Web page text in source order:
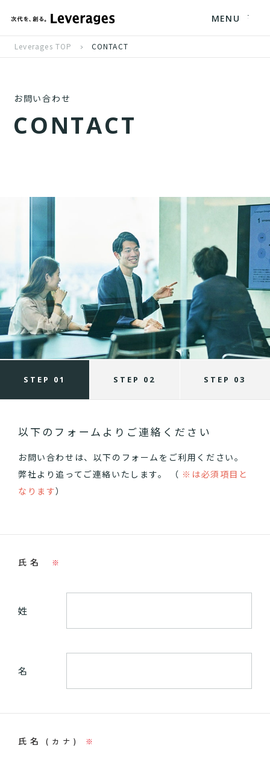
MENU
Leverages TOP CONTACT
お問い合わせ
CONTACT
STEP 01 STEP 02 STEP 03
以下のフォームよりご連絡ください
お問い合わせは、以下のフォームをご利用ください。
弊社より追ってご連絡いたします。 （ ※は必須項目と
なります）
氏名 ※
姓
名
氏名(カナ) ※